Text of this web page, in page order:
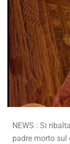
NEWS : Si
padre morto sul